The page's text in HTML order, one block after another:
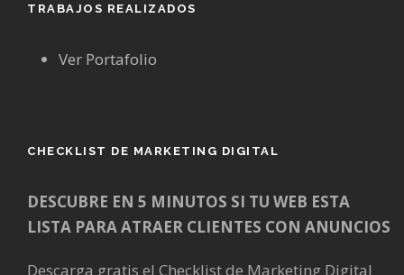
TRABAJOS REALIZADOS
Ver Portafolio
CHECKLIST DE MARKETING DIGITAL
DESCUBRE EN 5 MINUTOS SI TU WEB ESTA
LISTA PARA ATRAER CLIENTES CON ANUNCIOS
Descarga gratis el Checklist de Marketing Digital